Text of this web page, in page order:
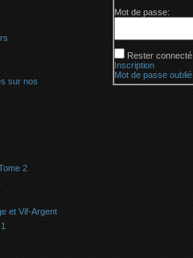
sur nos
2
et Vif-Argent
Mot de passe:
Rester connecté
Inscription
Mot de passe oublié